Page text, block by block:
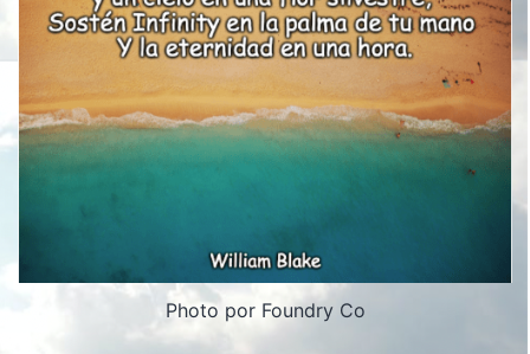
Photo por Foundry Co